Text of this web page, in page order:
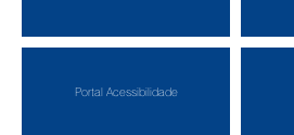
Portal Acessibilidade